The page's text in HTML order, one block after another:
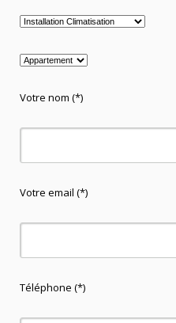
Votre nom (*)
Votre email (*)
Téléphone (*)